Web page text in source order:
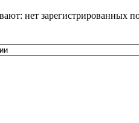
нет зарегистрированных